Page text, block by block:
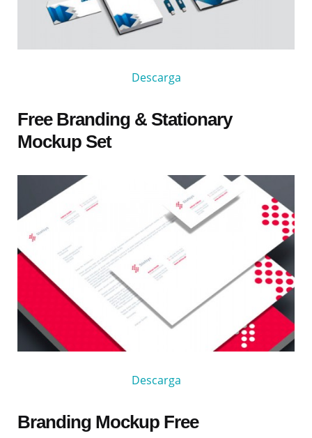
Descarga
Free Branding & Stationary
Mockup Set
Descarga
Branding Mockup Free